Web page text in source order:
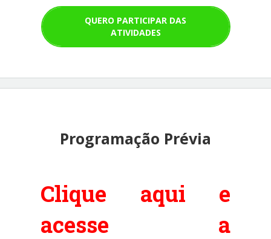
QUERO PARTICIPAR DAS
ATIVIDADES
Programação Prévia
Clique aqui e
acesse a